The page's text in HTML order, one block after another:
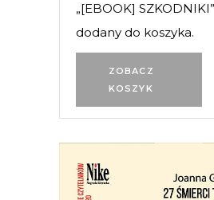
ZOBACZ
KOSZYK
„[EBOOK]
dodany do koszyka.